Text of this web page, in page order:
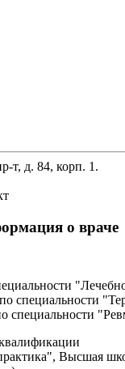
т, д. 84, корп. 1.
о враче
специальности
специальности
Высшая